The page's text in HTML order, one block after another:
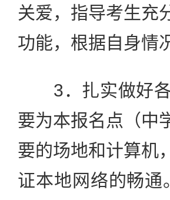
关爱，指导考生充
功能，根据自身情
3．扎实做好各
要为本报名点（中
要的场地和计算机
证本地网络的畅通